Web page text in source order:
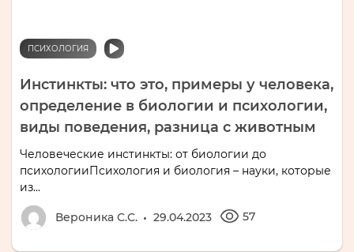
ПСИХОЛОГИЯ
Инстинкты: что это, примеры у человека,
определение в биологии и психологии,
виды поведения, разница с животным
Человеческие инстинкты: от биологии до
психологииПсихология и биология – науки, которые
из...
Вероника С.С. 29.04.2023 57